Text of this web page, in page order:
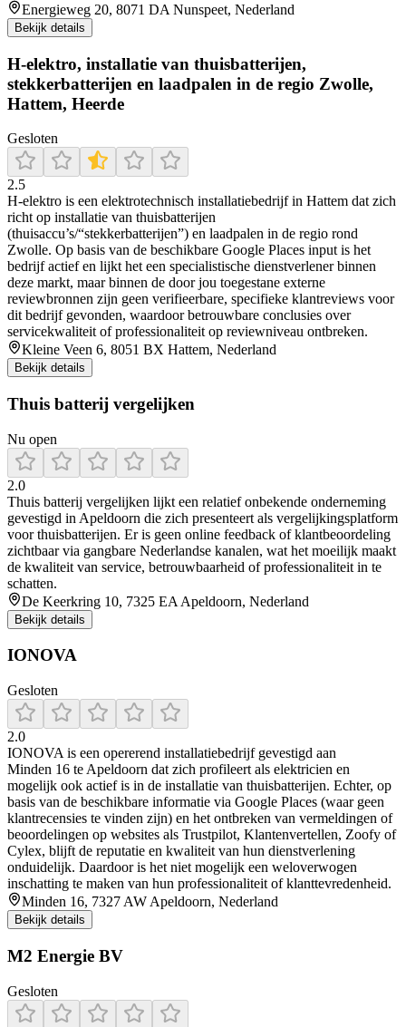
Energieweg 20, 8071 DA Nunspeet, Nederland
Bekijk details
H-elektro, installatie van thuisbatterijen,
stekkerbatterijen en laadpalen in de regio Zwolle,
Hattem, Heerde
Gesloten
2.5
H-elektro is een elektrotechnisch installatiebedrijf in Hattem dat zich
richt op installatie van thuisbatterijen
(thuisaccu’s/“stekkerbatterijen”) en laadpalen in de regio rond
Zwolle. Op basis van de beschikbare Google Places input is het
bedrijf actief en lijkt het een specialistische dienstverlener binnen
deze markt, maar binnen de door jou toegestane externe
reviewbronnen zijn geen verifieerbare, specifieke klantreviews voor
dit bedrijf gevonden, waardoor betrouwbare conclusies over
servicekwaliteit of professionaliteit op reviewniveau ontbreken.
Kleine Veen 6, 8051 BX Hattem, Nederland
Bekijk details
Thuis batterij vergelijken
Nu open
2.0
Thuis batterij vergelijken lijkt een relatief onbekende onderneming
gevestigd in Apeldoorn die zich presenteert als vergelijkingsplatform
voor thuisbatterijen. Er is geen online feedback of klantbeoordeling
zichtbaar via gangbare Nederlandse kanalen, wat het moeilijk maakt
de kwaliteit van service, betrouwbaarheid of professionaliteit in te
schatten.
De Keerkring 10, 7325 EA Apeldoorn, Nederland
Bekijk details
IONOVA
Gesloten
2.0
IONOVA is een opererend installatiebedrijf gevestigd aan
Minden 16 te Apeldoorn dat zich profileert als elektricien en
mogelijk ook actief is in de installatie van thuisbatterijen. Echter, op
basis van de beschikbare informatie via Google Places (waar geen
klantrecensies te vinden zijn) en het ontbreken van vermeldingen of
beoordelingen op websites als Trustpilot, Klantenvertellen, Zoofy of
Cylex, blijft de reputatie en kwaliteit van hun dienstverlening
onduidelijk. Daardoor is het niet mogelijk een weloverwogen
inschatting te maken van hun professionaliteit of klanttevredenheid.
Minden 16, 7327 AW Apeldoorn, Nederland
Bekijk details
M2 Energie BV
Gesloten